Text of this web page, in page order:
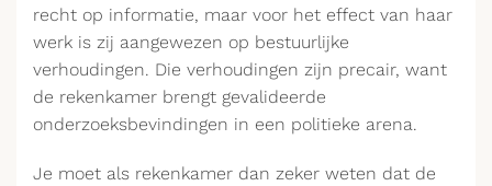
recht op informatie, maar voor het effect van haar
werk is zij aangewezen op bestuurlijke
verhoudingen. Die verhoudingen zijn precair, want
de rekenkamer brengt gevalideerde
onderzoeksbevindingen in een politieke arena.
Je moet als rekenkamer dan zeker weten dat de